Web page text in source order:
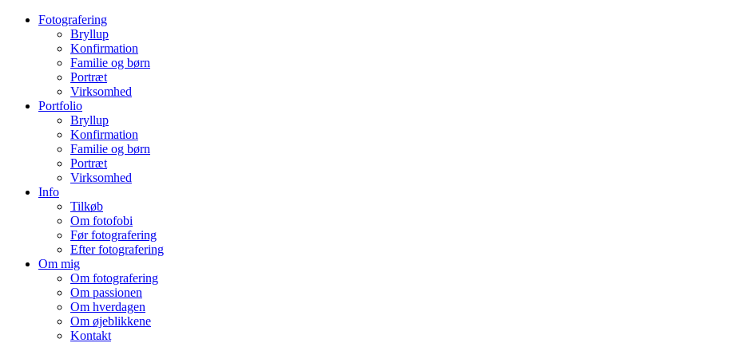
Fotografering
Bryllup
Konfirmation
Familie og børn
Portræt
Virksomhed
Portfolio
Bryllup
Konfirmation
Familie og børn
Portræt
Virksomhed
Info
Tilkøb
Om fotofobi
Før fotografering
Efter fotografering
Om mig
Om fotografering
Om passionen
Om hverdagen
Om øjeblikkene
Kontakt